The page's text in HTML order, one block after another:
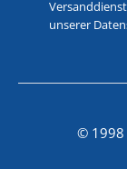
unserer
© 1998